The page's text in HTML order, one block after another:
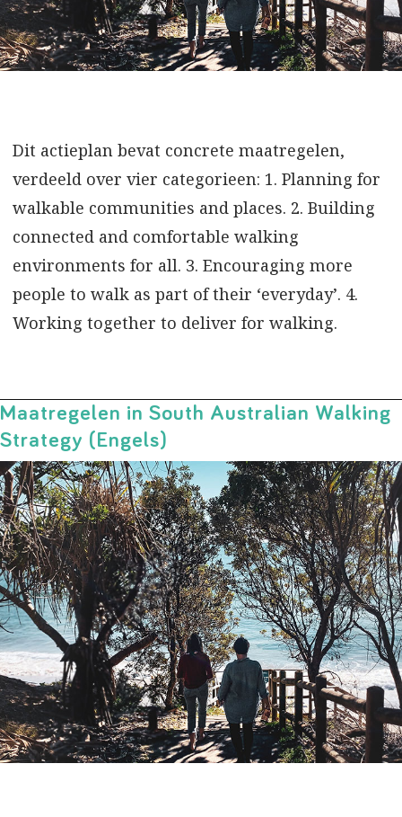
Dit actieplan bevat concrete maatregelen,
verdeeld over vier categorieen: 1. Planning for
walkable communities and places. 2. Building
connected and comfortable walking
environments for all. 3. Encouraging more
people to walk as part of their ‘everyday’. 4.
Working together to deliver for walking.
Maatregelen in South Australian Walking
Strategy (Engels)